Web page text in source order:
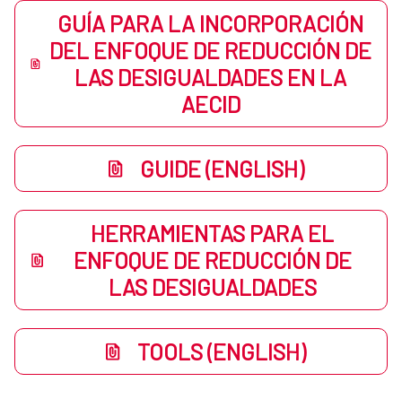
GUÍA PARA LA INCORPORACIÓN
DEL ENFOQUE DE REDUCCIÓN DE
LAS DESIGUALDADES EN LA
AECID
GUIDE (ENGLISH)
HERRAMIENTAS PARA EL
ENFOQUE DE REDUCCIÓN DE
LAS DESIGUALDADES
TOOLS (ENGLISH)